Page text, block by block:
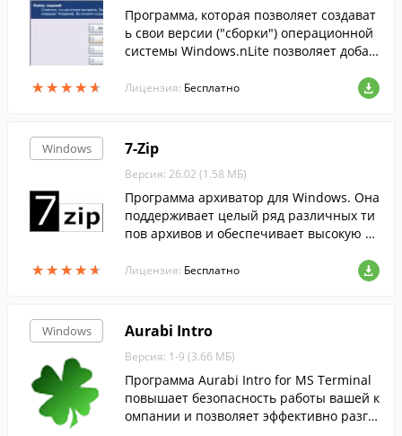
★★★★★
★★★★★
Программа, которая позволяет создават
ь свои версии ("сборки") операционной
системы Windows.nLite позволяет добав
тв, обновления системы, темы оформле
Лицензия: Бесплатно
Windows
★★★★★
★★★★★
7-Zip
Версия: 26.02 (1.58 МБ)
Программа архиватор для Windows. Она
поддерживает целый ряд различных ти
пов архивов и обеспечивает высокую ст
Лицензия: Бесплатно
Windows Aurabi Intro
Версия: 1-9 (3.66 МБ)
Программа Aurabi Intro for MS Terminal
повышает безопасность работы вашей к
омпании и позволяет эффективно разгр